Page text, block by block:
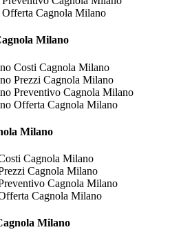
Cagnola Milano
Milano
Costi Cagnola Milano
Prezzi Cagnola Milano
Preventivo Cagnola Milano
Offerta Cagnola Milano
Milano
Cagnola Milano
Cagnola Milano
Cagnola Milano
Cagnola Milano
Milano